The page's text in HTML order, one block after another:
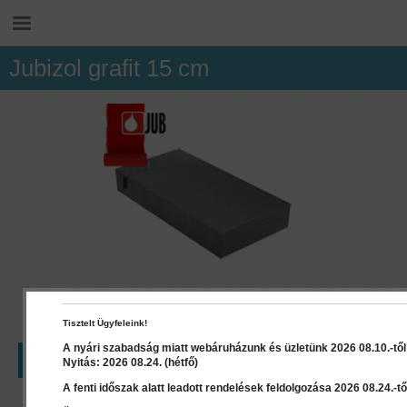
Jubizol grafit 15 cm
LEÍRÁS RÉSZLETEK
Tisztelt Ügyfeleink!
A nyári szabadság miatt webáruházunk és üzletünk 2026 08.10.-
Nyitás: 2026 08.24. (hétfő)
A fenti időszak alatt leadott rendelések feldolgozása 2026 08.24.-